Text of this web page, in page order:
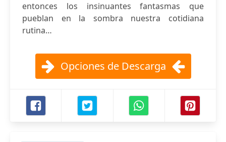
entonces los insinuantes fantasmas que
pueblan en la sombra nuestra cotidiana
rutina…
Opciones de Descarga